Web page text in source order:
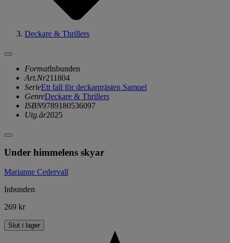
Deckare & Thrillers
FormatInbunden
Art.Nr211804
SerieEtt fall för deckarprästen Samuel
GenreDeckare & Thrillers
ISBN9789180536097
Utg.år2025
Under himmelens skyar
Marianne Cedervall
Inbunden
269 kr
Slut i lager